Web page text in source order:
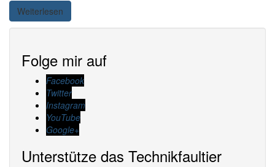
Weiterlesen
Folge mir auf
Facebook
Twitter
Instagram
YouTube
Google+
Unterstütze das Technikfaultier